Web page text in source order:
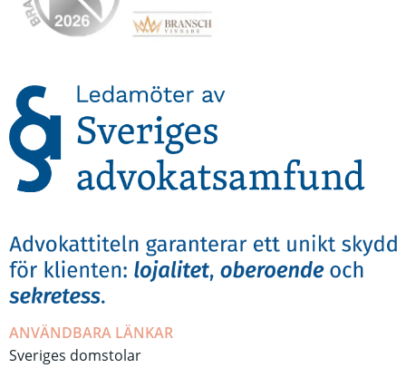
ANVÄNDBARA LÄNKAR
Sveriges domstolar